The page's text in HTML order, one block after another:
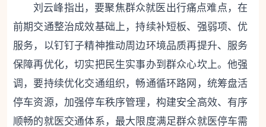
刘云峰指出，要聚焦群众就医出行痛点难点，在
前期交通整治成效基础上，持续补短板、强弱项、优
服务，以钉钉子精神推动周边环境品质再提升、服务
保障再优化，切实把民生实事办到群众心坎上。他强
调，要持续优化交通组织，畅通循环路网，统筹盘活
停车资源，加强停车秩序管理，构建安全高效、有序
顺畅的就医交通体系，最大限度满足群众就医停车需